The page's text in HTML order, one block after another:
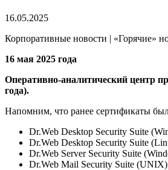
16.05.2025
Корпоративные новости | «Горячие»
16 мая 2025 года
Оперативно-аналитический центр
года).
Напомним, что ранее сертификаты
Dr.Web Desktop Security Suite
Dr.Web Desktop Security Suite
Dr.Web Server Security Suite
Dr.Web Mail Security Suite (UNIX)